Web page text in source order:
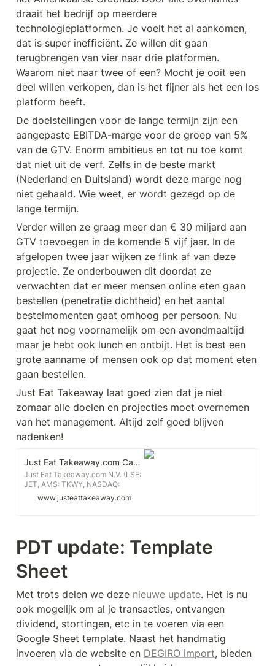
draait het bedrijf op meerdere
technologieplatformen. Je voelt het al aankomen,
dat is super inefficiënt. Ze willen dit gaan
terugbrengen van vier naar drie platformen.
Waarom niet naar twee of een? Mocht je ooit een
deel willen verkopen, dan is het fijner als het een los
platform heeft.
De doelstellingen voor de lange termijn zijn een
aangepaste EBITDA-marge voor de groep van 5%
van de GTV. Enorm ambitieus en tot nu toe komt
dat niet uit de verf. Zelfs in de beste markt
(Nederland en Duitsland) wordt deze marge nog
niet gehaald. Wie weet, er wordt gezegd op de
lange termijn.
Verder willen ze graag meer dan € 30 miljard aan
GTV toevoegen in de komende 5 vijf jaar. In de
afgelopen twee jaar wijken ze flink af van deze
projectie. Ze onderbouwen dit doordat ze
verwachten dat er meer mensen online eten gaan
bestellen (penetratie dichtheid) en het aantal
bestelmomenten gaat omhoog per persoon. Nu
gaat het nog voornamelijk om een avondmaaltijd
maar je hebt ook lunch en ontbijt. Het is best een
grote aanname of mensen ook op dat moment eten
gaan bestellen.
Just Eat Takeaway laat goed zien dat je niet
zomaar alle doelen en projecties moet overnemen
van het management. Altijd zelf goed blijven
nadenken!
Just Eat Takeaway.com Capital Markets Day
Just Eat Takeaway.com N.V. (LSE:
JET, AMS: TKWY, NASDAQ:
GRUB), hereinafter the “Company”,
or together with its group
www.justeattakeaway.com
PDT update: Template
Sheet
Met trots delen we deze nieuwe update. Het is nu
ook mogelijk om al je transacties, ontvangen
dividend, stortingen, etc in te voeren via een
Google Sheet template. Naast het handmatig
invoeren via de website en DEGIRO import, bieden